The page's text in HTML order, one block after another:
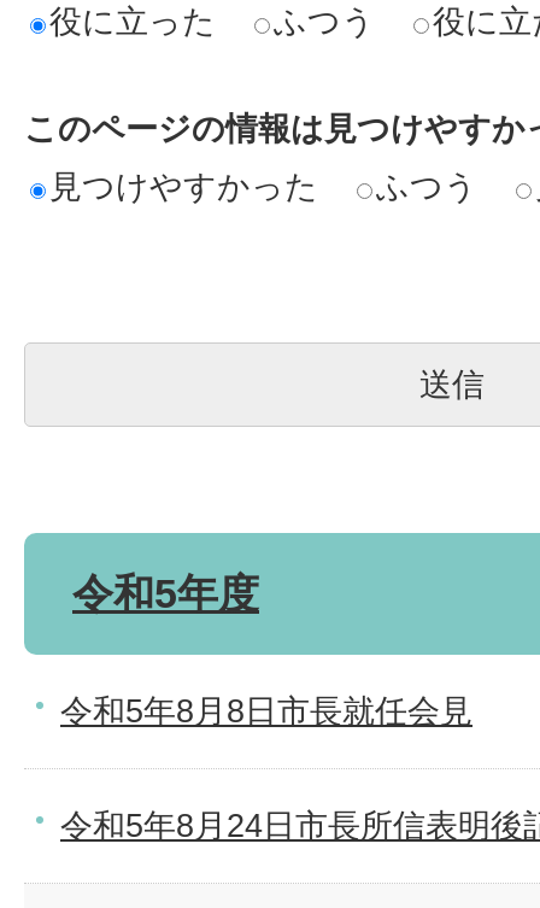
役に立った
ふつう 役に
このページの情報は見つけやすか
見つけやすかった
ふつう
令和5年度
令和5年8月8日市長就任会見
令和5年8月24日市長所信表明後